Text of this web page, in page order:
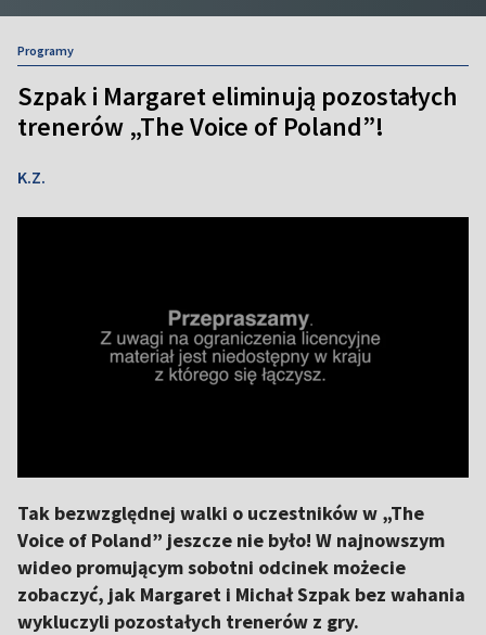
Programy
Szpak i Margaret eliminują pozostałych
trenerów „The Voice of Poland”!
K.Z.
Tak bezwzględnej walki o uczestników w „The
Voice of Poland” jeszcze nie było! W najnowszym
wideo promującym sobotni odcinek możecie
zobaczyć, jak Margaret i Michał Szpak bez wahania
wykluczyli pozostałych trenerów z gry.